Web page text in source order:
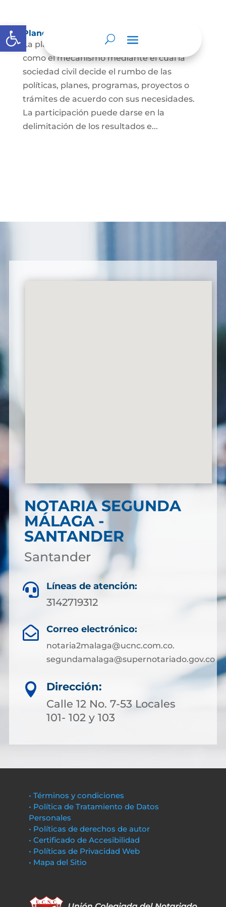
Abrir barra de herramientas
Planeación y presupuesto participativo.
La planeación participativa es entendida
como el mecanismo mediante el cual la
sociedad civil decide el rumbo de las
políticas, planes, programas, proyectos o
trámites de acuerdo con sus necesidades.
La participación puede darse en la
delimitación de los resultados e...
NOTARIA SEGUNDA
MÁLAGA -
SANTANDER
Santander
 Líneas de atención:
3142719312
 Correo electrónico:
notaria2malaga@ucnc.com.co.
segundamalaga@supernotariado.gov.co

Dirección:
Calle 12 No. 7-53 Locales
101- 102 y 103
• Términos y condiciones
• Política de Tratamiento de Datos
Personales
• Políticas de derechos de autor
• Certificado de Accesibilidad
• Políticas de Privacidad Web
• Mapa del Sitio